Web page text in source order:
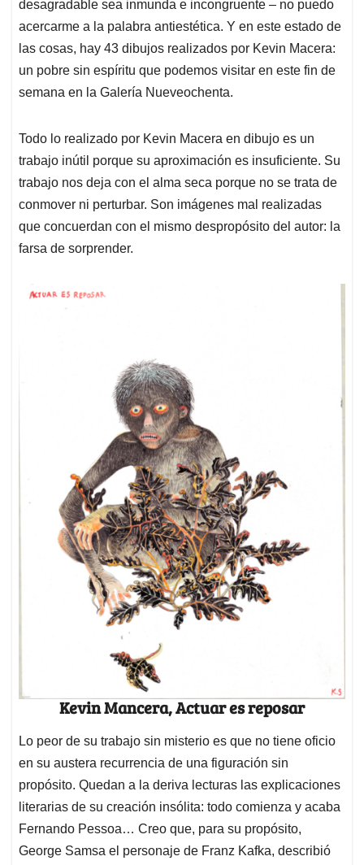
A
p
p
o
o
k
d
I
n
d
s
desagradable sea inmunda e incongruente – no puedo
acercarme a la palabra antiestética. Y en este estado de
las cosas, hay 43 dibujos realizados por Kevin Macera:
un pobre sin espíritu que podemos visitar en este fin de
semana en la Galería Nueveochenta.
Todo lo realizado por Kevin Macera en dibujo es un
trabajo inútil porque su aproximación es insuficiente. Su
trabajo nos deja con el alma seca porque no se trata de
conmover ni perturbar. Son imágenes mal realizadas
que concuerdan con el mismo despropósito del autor: la
farsa de sorprender.
Kevin Mancera, Actuar es reposar
Lo peor de su trabajo sin misterio es que no tiene oficio
en su austera recurrencia de una figuración sin
propósito. Quedan a la deriva lecturas las explicaciones
literarias de su creación insólita: todo comienza y acaba
Fernando Pessoa… Creo que, para su propósito,
George Samsa el personaje de Franz Kafka, describió